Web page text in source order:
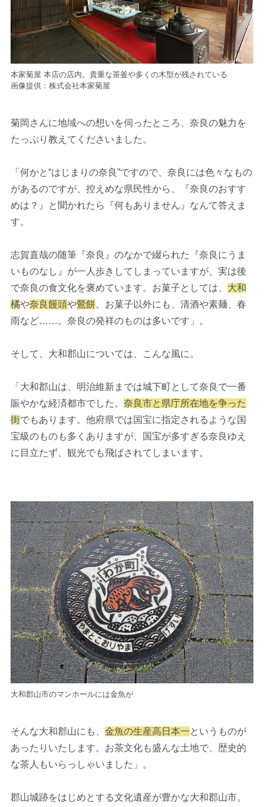
本家菊屋 本店の店内。貴重な茶釜や多くの木型が残されている
画像提供：株式会社本家菊屋
菊岡さんに地域への想いを伺ったところ、奈良の魅力を
たっぷり教えてくださいました。
「何かと“はじまりの奈良”ですので、奈良には色々なもの
があるのですが、控えめな県民性から、『奈良のおすす
めは？』と聞かれたら『何もありません』なんて答えま
す。
志賀直哉の随筆『奈良』のなかで綴られた『奈良にうま
いものなし』が一人歩きしてしまっていますが、実は後
で奈良の食文化を褒めています。お菓子としては、 大和
橘や奈良饅頭や鶯餅。お菓子以外にも、清酒や素麺、春
雨など……。奈良の発祥のものは多いです」。
そして、大和郡山については、こんな風に。
「大和郡山は、明治維新までは城下町として奈良で一番
賑やかな経済都市でした。 奈良市と県庁所在地を争った
街でもあります。他府県では国宝に指定されるような国
宝級のものも多くありますが、国宝が多すぎる奈良ゆえ
に目立たず、観光でも飛ばされてしまいます。
大和郡山市のマンホールには金魚が
そんな大和郡山にも、 金魚の生産高日本一というものが
あったりいたします。お茶文化も盛んな土地で、歴史的
な茶人もいらっしゃいました」。
郡山城跡をはじめとする文化遺産が豊かな大和郡山市。